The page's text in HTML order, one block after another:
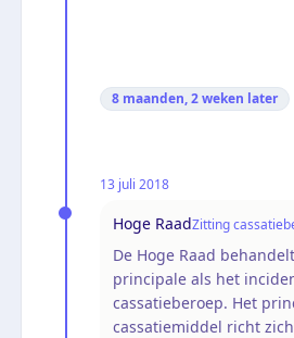
8 maanden, 2 weken later
13 juli 2018
Hoge RaadZitting
De Hoge Raad
principale als het
cassatieberoep. Het
cassatiemiddel richt